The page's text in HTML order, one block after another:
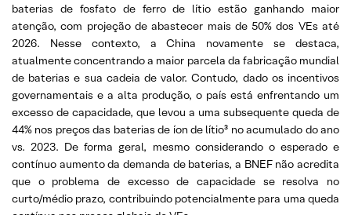
baterias de fosfato de ferro de lítio estão ganhando maior
atenção, com projeção de abastecer mais de 50% dos VEs até
2026. Nesse contexto, a China novamente se destaca,
atualmente concentrando a maior parcela da fabricação mundial
de baterias e sua cadeia de valor. Contudo, dado os incentivos
governamentais e a alta produção, o país está enfrentando um
excesso de capacidade, que levou a uma subsequente queda de
44% nos preços das baterias de íon de lítio³ no acumulado do ano
vs. 2023. De forma geral, mesmo considerando o esperado e
contínuo aumento da demanda de baterias, a BNEF não acredita
que o problema de excesso de capacidade se resolva no
curto/médio prazo, contribuindo potencialmente para uma queda